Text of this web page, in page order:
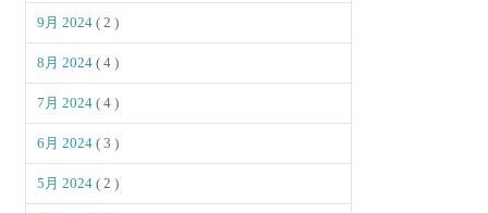
9月 2024( 2 )
8月 2024( 4 )
7月 2024( 4 )
6月 2024( 3 )
5月 2024( 2 )